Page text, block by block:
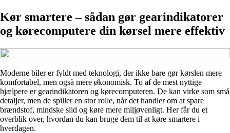
Kør smartere – sådan gør gearindikatorer
og kørecomputere din kørsel mere effektiv
Moderne biler er fyldt med teknologi, der ikke bare gør kørslen mere
komfortabel, men også mere økonomisk. To af de mest nyttige
hjælpere er gearindikatoren og kørecomputeren. De kan virke som små
detaljer, men de spiller en stor rolle, når det handler om at spare
brændstof, mindske slid og køre mere miljøvenligt. Her får du et
overblik over, hvordan du kan bruge dem til at køre smartere i
hverdagen.